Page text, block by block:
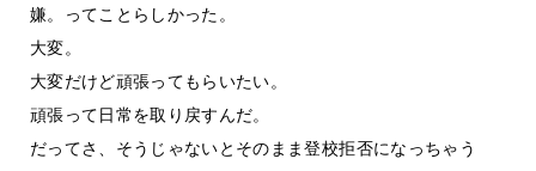
嫌。ってことらしかった。
大変。
大変だけど頑張ってもらいたい。
頑張って日常を取り戻すんだ。
だってさ、そうじゃないとそのまま登校拒否になっちゃう